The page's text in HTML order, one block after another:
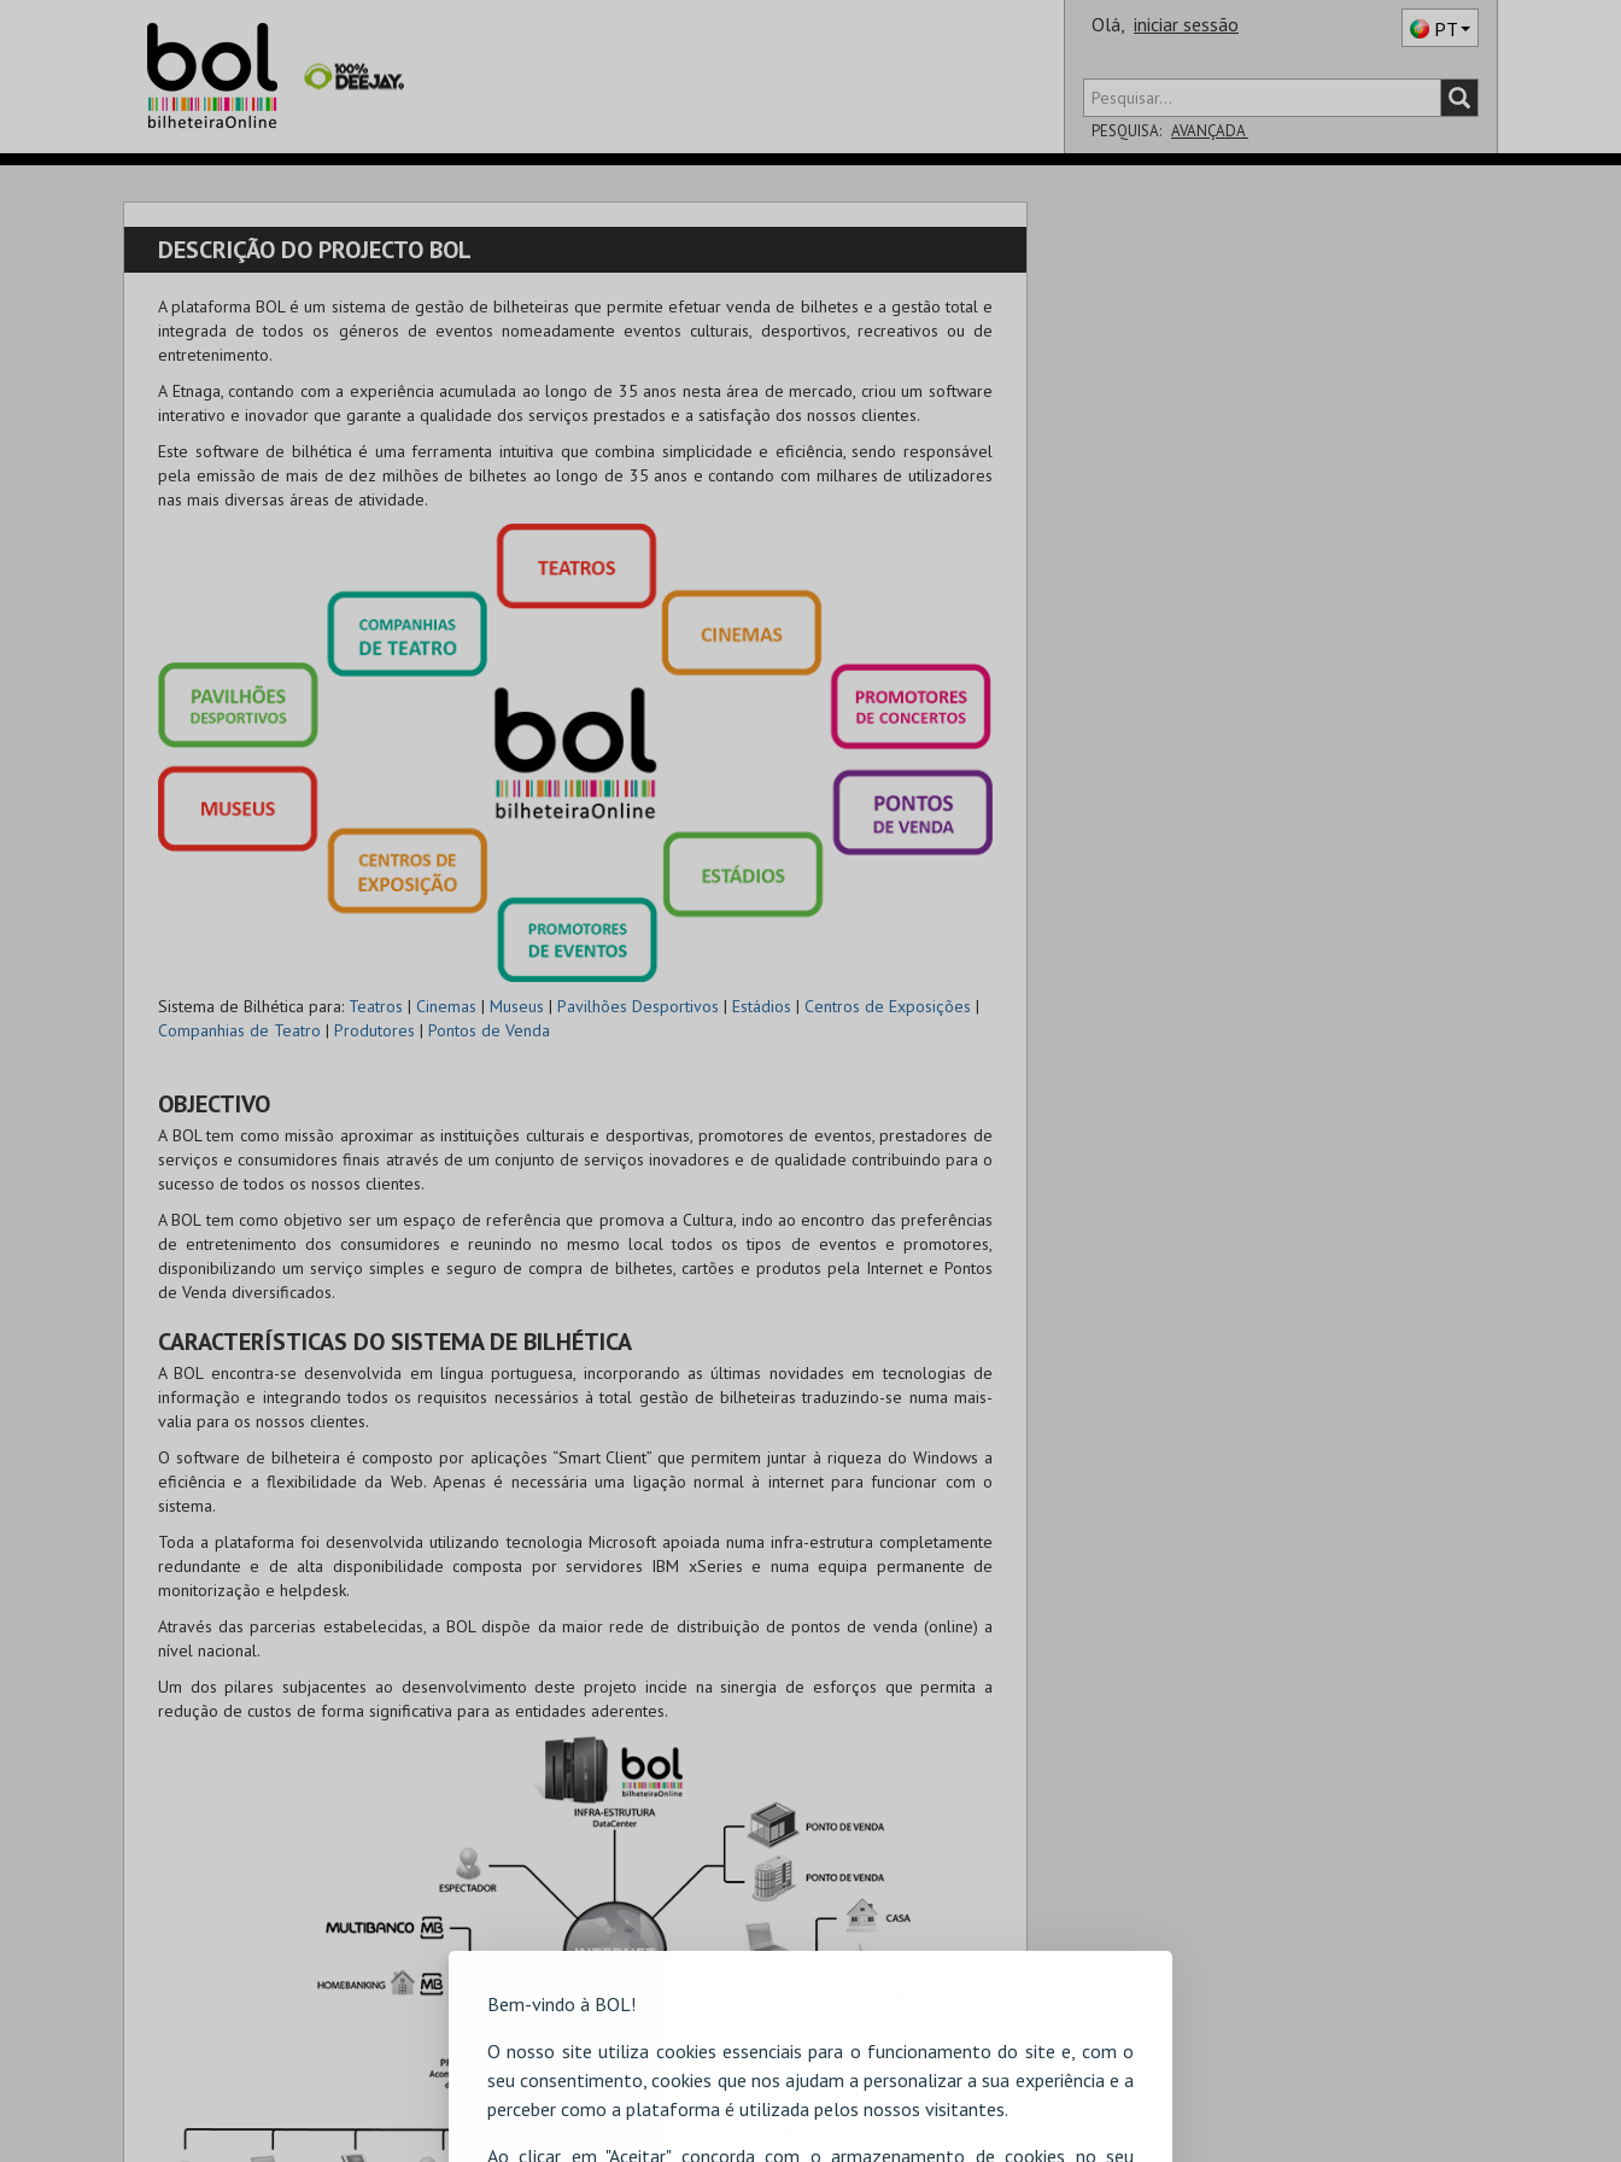
Bem-vindo à BOL!
O nosso site utiliza cookies essenciais para o funcionamento do site e, com o
seu consentimento, cookies que nos ajudam a personalizar a sua experiência e a
perceber como a plataforma é utilizada pelos nossos visitantes.
Ao clicar em "Aceitar" concorda com o armazenamento de cookies no seu
Olá, iniciar sessão PT
PESQUISA: AVANÇADA
DESCRIÇÃO DO PROJECTO BOL
A plataforma BOL é um sistema de gestão de bilheteiras que permite efetuar venda de bilhetes e a gestão total e
integrada de todos os géneros de eventos nomeadamente eventos culturais, desportivos, recreativos ou de
entretenimento.
A Etnaga, contando com a experiência acumulada ao longo de 35 anos nesta área de mercado, criou um software
interativo e inovador que garante a qualidade dos serviços prestados e a satisfação dos nossos clientes.
Este software de bilhética é uma ferramenta intuitiva que combina simplicidade e eficiência, sendo responsável
pela emissão de mais de dez milhões de bilhetes ao longo de 35 anos e contando com milhares de utilizadores
nas mais diversas áreas de atividade.
Sistema de Bilhética para: Teatros | Cinemas | Museus | Pavilhões Desportivos | Estádios | Centros de Exposições |
Companhias de Teatro | Produtores | Pontos de Venda
OBJECTIVO
A BOL tem como missão aproximar as instituições culturais e desportivas, promotores de eventos, prestadores de
serviços e consumidores finais através de um conjunto de serviços inovadores e de qualidade contribuindo para o
sucesso de todos os nossos clientes.
A BOL tem como objetivo ser um espaço de referência que promova a Cultura, indo ao encontro das preferências
de entretenimento dos consumidores e reunindo no mesmo local todos os tipos de eventos e promotores,
disponibilizando um serviço simples e seguro de compra de bilhetes, cartões e produtos pela Internet e Pontos
de Venda diversificados.
CARACTERÍSTICAS DO SISTEMA DE BILHÉTICA
A BOL encontra-se desenvolvida em língua portuguesa, incorporando as últimas novidades em tecnologias de
informação e integrando todos os requisitos necessários à total gestão de bilheteiras traduzindo-se numa mais-
valia para os nossos clientes.
O software de bilheteira é composto por aplicações “Smart Client” que permitem juntar à riqueza do Windows a
eficiência e a flexibilidade da Web. Apenas é necessária uma ligação normal à internet para funcionar com o
sistema.
Toda a plataforma foi desenvolvida utilizando tecnologia Microsoft apoiada numa infra-estrutura completamente
redundante e de alta disponibilidade composta por servidores IBM xSeries e numa equipa permanente de
monitorização e helpdesk.
Através das parcerias estabelecidas, a BOL dispõe da maior rede de distribuição de pontos de venda (online) a
nível nacional.
Um dos pilares subjacentes ao desenvolvimento deste projeto incide na sinergia de esforços que permita a
redução de custos de forma significativa para as entidades aderentes.